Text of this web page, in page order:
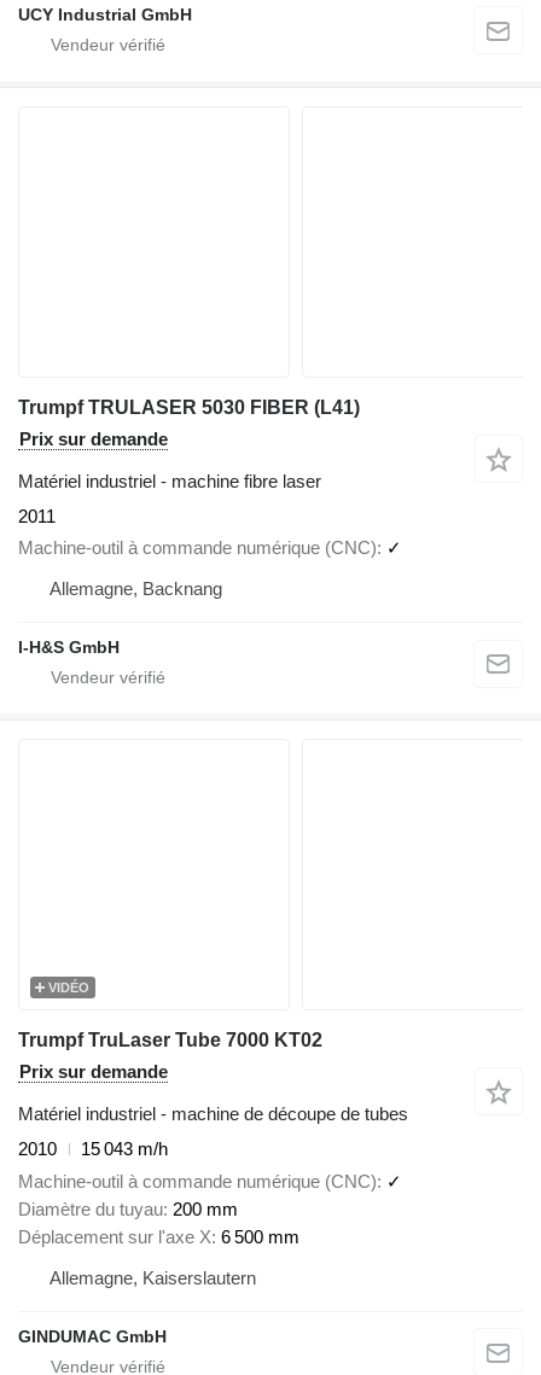
UCY Industrial GmbH
Trumpf TRULASER 5030 FIBER (L41)
Prix sur demande
Matériel industriel - machine fibre laser
2011
Machine-outil à commande numérique (CNC)
✓
Allemagne, Backnang
I-H&S GmbH
VIDÉO
Trumpf TruLaser Tube 7000 KT02
Prix sur demande
Matériel industriel - machine de découpe de tubes
2010
15 043 m/h
Machine-outil à commande numérique (CNC)
✓
Diamètre du tuyau 200 mm
Déplacement sur l'axe X 6 500 mm
Allemagne, Kaiserslautern
GINDUMAC GmbH